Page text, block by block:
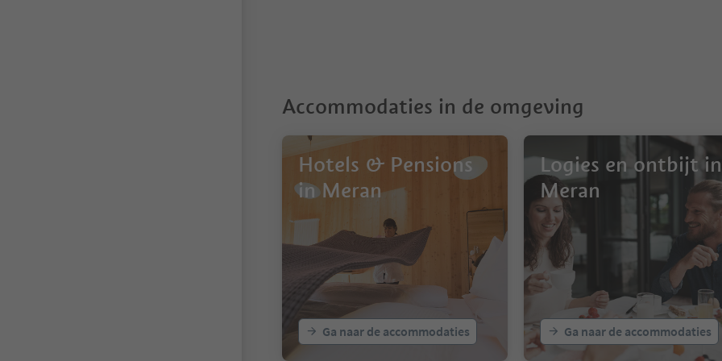
Accommodaties in de omgeving
Hotels & Pensions
in Meran
Ga naar de accommodaties
Logies en ontbijt in
Meran
Ga naar de accommodaties